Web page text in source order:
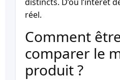
réel.
Comment
comparer le
produit ?